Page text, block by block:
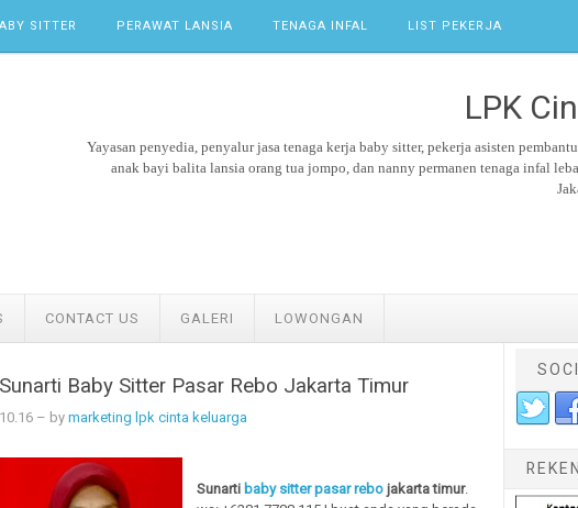
SITTER PERAWAT LANSIA TENAGA INFAL LIST PEKERJA
LPK
Yayasan penyedia, penyalur jasa tenaga kerja baby sitter, pekerja asisten
anak bayi balita lansia orang tua jompo, dan nanny permanen tenaga infal
CONTACT US GALERI LOWONGAN
Sunarti Baby Sitter Pasar Rebo Jakarta Timur
10.16– by marketing lpk cinta keluarga
Sunarti baby sitter pasar rebojakarta timur.